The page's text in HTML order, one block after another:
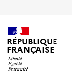
RÉPUBLIQUE
FRANÇAISE